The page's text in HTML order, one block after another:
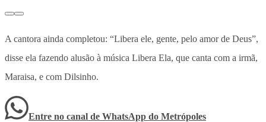
A cantora ainda completou: “Libera ele, gente, pelo amor de Deus”,
disse ela fazendo alusão à música Libera Ela, que canta com a irmã,
Maraisa, e com Dilsinho.
Entre no canal de WhatsApp do Metrópoles